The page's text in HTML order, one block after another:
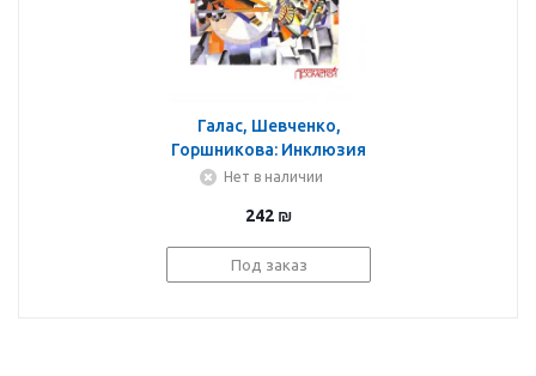
Галас, Шевченко,
Горшникова: Инклюзия
иностранных граждан.
прогнозирование
миграционных
процессов. Монография
Нет в наличии
242 ₪
Под заказ